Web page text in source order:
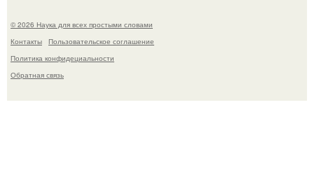
© 2026 Наука для всех простыми словами
Контакты
Пользовательское соглашение
Политика конфидециальности
Обратная связь